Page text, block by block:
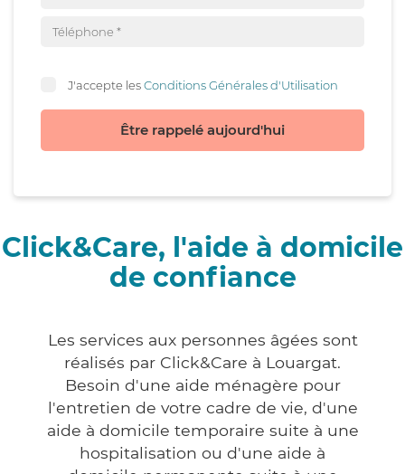
J'accepte lesConditions Générales d'Utilisation
Être rappelé aujourd'hui
Click&Care, l'aide à domicile
de confiance
Les services aux personnes âgées sont
réalisés par Click&Care à Louargat.
Besoin d'une aide ménagère pour
l'entretien de votre cadre de vie, d'une
aide à domicile temporaire suite à une
hospitalisation ou d'une aide à